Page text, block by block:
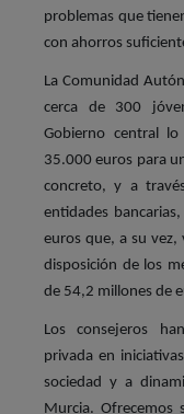
problemas que
con ahorros
La Comunidad
cerca de 300
Gobierno central
35.000 euros para
concreto, y a
entidades
euros que, a su
disposición de los
de 54,2 millones de
Los consejeros
privada en
sociedad y a
Murcia. Ofrecemos